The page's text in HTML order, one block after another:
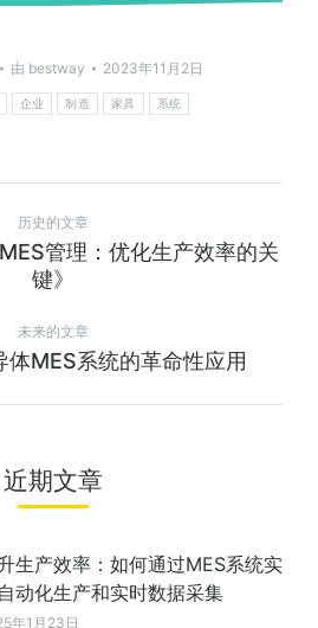
由 bestway
2023年11月2日
企业 制造 家具 系统
历史的文章
管理：优化生产效率的关
键》
未来的文章
体MES系统的革命性应用
近期文章
生产效率：如何通过MES系统实
动化生产和实时数据采集
年1月23日